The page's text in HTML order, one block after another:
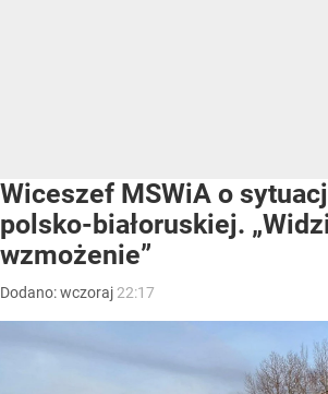
Wiceszef MSWiA o
polsko-białoruskiej.
wzmożenie”
Dodano:wczoraj 22:17